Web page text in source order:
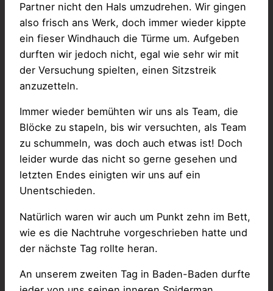
Partner nicht den Hals umzudrehen. Wir gingen
also frisch ans Werk, doch immer wieder kippte
ein fieser Windhauch die Türme um. Aufgeben
durften wir jedoch nicht, egal wie sehr wir mit
der Versuchung spielten, einen Sitzstreik
anzuzetteln.
Immer wieder bemühten wir uns als Team, die
Blöcke zu stapeln, bis wir versuchten, als Team
zu schummeln, was doch auch etwas ist! Doch
leider wurde das nicht so gerne gesehen und
letzten Endes einigten wir uns auf ein
Unentschieden.
Natürlich waren wir auch um Punkt zehn im Bett,
wie es die Nachtruhe vorgeschrieben hatte und
der nächste Tag rollte heran.
An unserem zweiten Tag in Baden-Baden durfte